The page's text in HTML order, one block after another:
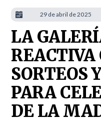
LA
REACTIVA
SORTEOS
PARA
DE LA
29 de abril de 2025